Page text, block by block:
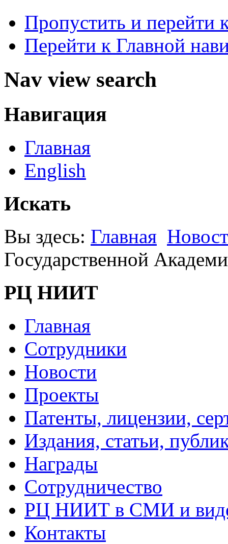
Пропустить и перейти
Перейти к Главной
Nav view search
Навигация
Главная
English
Искать
Вы здесь: Главная
Государственной
РЦ НИИТ
Главная
Сотрудники
Новости
Проекты
Патенты, лицензии,
Издания, статьи,
Награды
Сотрудничество
РЦ НИИТ в СМИ и
Контакты